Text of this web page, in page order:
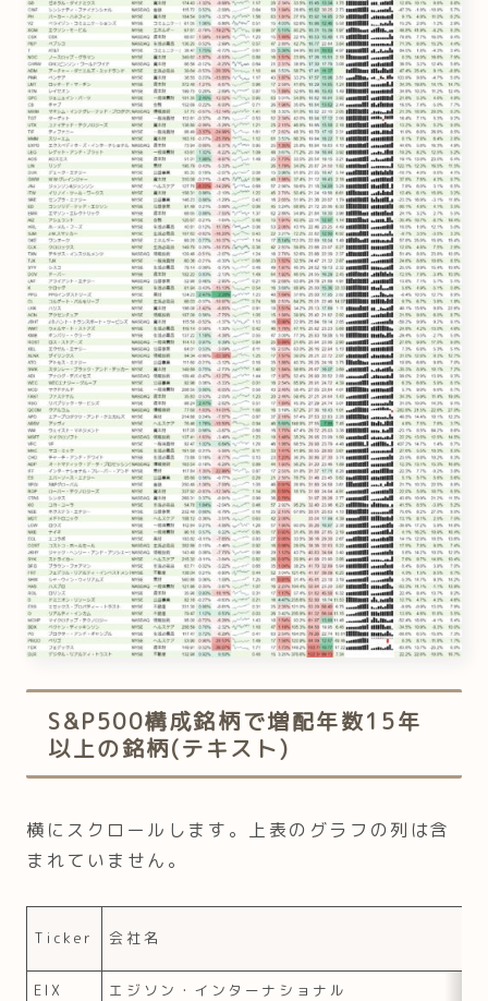
S&P500構成銘柄で増配年数15年
以上の銘柄(テキスト)
横にスクロールします。上表のグラフの列は含
まれていません。
Ticker 会社名
EIX エジソン・インターナショナル